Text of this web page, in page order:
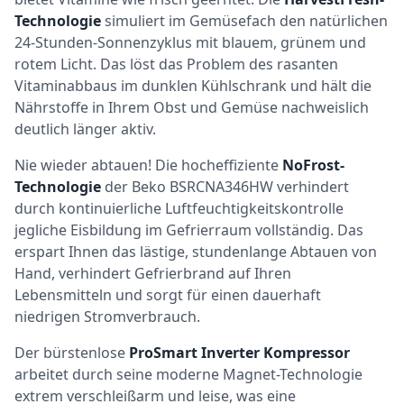
Technologiesimuliert im Gemüsefach den natürlichen
24-Stunden-Sonnenzyklus mit blauem, grünem und
rotem Licht. Das löst das Problem des rasanten
Vitaminabbaus im dunklen Kühlschrank und hält die
Nährstoffe in Ihrem Obst und Gemüse nachweislich
deutlich länger aktiv.
Nie wieder abtauen! Die hocheffiziente NoFrost-
Technologie der Beko BSRCNA346HW verhindert
durch kontinuierliche Luftfeuchtigkeitskontrolle
jegliche Eisbildung im Gefrierraum vollständig. Das
erspart Ihnen das lästige, stundenlange Abtauen von
Hand, verhindert Gefrierbrand auf Ihren
Lebensmitteln und sorgt für einen dauerhaft
niedrigen Stromverbrauch.
Der bürstenlose ProSmart Inverter Kompressor
arbeitet durch seine moderne Magnet-Technologie
extrem verschleißarm und leise, was eine